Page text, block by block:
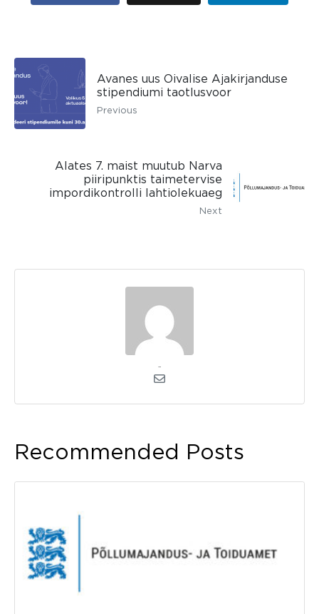
Avanes uus Oivalise Ajakirjanduse
stipendiumi taotlusvoor
Previous
Alates 7. maist muutub Narva
piiripunktis taimetervise
impordikontrolli lahtiolekuaeg
Next
Recommended Posts